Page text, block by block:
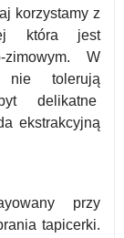
korzystamy z
która jest
W
nie tolerują
delikatne
ekstrakcyjną
przy
tapicerki.